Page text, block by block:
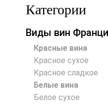
Категории
Виды вин
Красные вина
Красное сухое
Красное сладкое
Белые вина
Белое сухое